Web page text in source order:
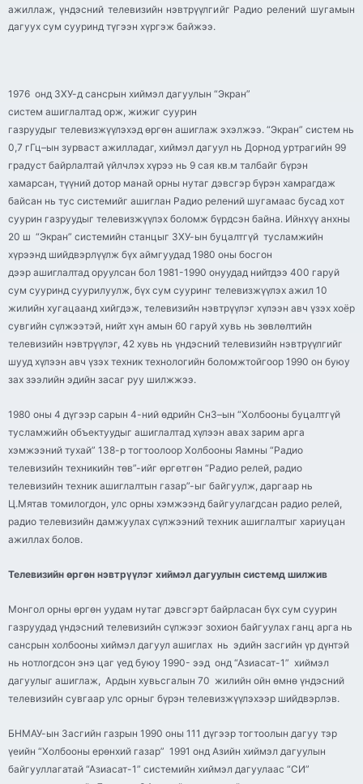
ажиллаж, үндэсний телевизийн нэвтрүүлгийг Радио релений шугамын
дагуух сум сууринд түгээн хүргэж байжээ.
1976 онд ЗХУ-д сансрын хиймэл дагуулын “Экран”
систем ашиглалтад орж, жижиг суурин
газруудыг телевизжүүлэхэд өргөн ашиглаж эхэлжээ. “Экран” систем нь
0,7 гГц–ын зурваст ажилладаг, хиймэл дагуул нь Дорнод уртрагийн 99
градуст байрлалтай үйлчлэх хүрээ нь 9 сая кв.м талбайг бүрэн
хамарсан, түүний дотор манай орны нутаг дэвсгэр бүрэн хамрагдаж
байсан нь тус системийг ашиглан Радио релений шугамаас бусад хот
суурин газруудыг телевизжүүлэх боломж бүрдсэн байна. Ийнхүү анхны
20 ш “Экран” системийн станцыг ЗХУ-ын буцалтгүй тусламжийн
хүрээнд шийдвэрлүүлж бүх аймгуудад 1980 оны босгон
дээр ашиглалтад оруулсан бол 1981-1990 онуудад нийтдээ 400 гаруй
сум сууринд суурилуулж, бүх сум сууринг телевизжүүлэх ажил 10
жилийн хугацаанд хийгдэж, телевизийн нэвтрүүлэг хүлээн авч үзэх хоёр
сувгийн сүлжээтэй, нийт хүн амын 60 гаруй хувь нь зөвлөлтийн
телевизийн нэвтрүүлэг, 42 хувь нь үндэсний телевизийн нэвтрүүлгийг
шууд хүлээн авч үзэх техник технологийн боломжтойгоор 1990 он буюу
зах зээлийн эдийн засаг руу шилжжээ.
1980 оны 4 дүгээр сарын 4-ний өдрийн СнЗ–ын “Холбооны буцалтгүй
тусламжийн объектуудыг ашиглалтад хүлээн авах зарим арга
хэмжээний тухай” 138-р тогтоолоор Холбооны Яамны “Радио
телевизийн техникийн төв”-ийг өргөтгөн “Радио релей, радио
телевизийн техник ашиглалтын газар”-ыг байгуулж, даргаар нь
Ц.Мятав томилогдон, улс орны хэмжээнд байгуулагдсан радио релей,
радио телевизийн дамжуулах сүлжээний техник ашиглалтыг хариуцан
ажиллах болов.
Телевизийн өргөн нэвтрүүлэг хиймэл дагуулын системд шилжив
Монгол орны өргөн уудам нутаг дэвсгэрт байрласан бүх сум суурин
газруудад үндэсний телевизийн сүлжээг зохион байгуулах ганц арга нь
сансрын холбооны хиймэл дагуул ашиглах нь эдийн засгийн үр дүнтэй
нь нотлогдсон энэ цаг үед буюу 1990- ээд онд “Азиасат-1” хиймэл
дагуулыг ашиглаж, Ардын хувьсгалын 70 жилийн ойн өмнө үндэсний
телевизийн сувгаар улс орныг бүрэн телевизжүүлэхээр шийдвэрлэв.
БНМАУ-ын Засгийн газрын 1990 оны 111 дүгээр тогтоолын дагуу тэр
үеийн “Холбооны ерөнхий газар” 1991 онд Азийн хиймэл дагуулын
байгууллагатай “Азиасат-1” системийн хиймэл дагуулаас “СИ”